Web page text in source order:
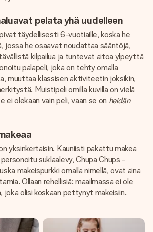
pelata yhä uudelleen
täydellisesti 6-vuotiaille, koska he
jossa he osaavat noudattaa sääntöjä,
kilpailua ja tuntevat aitoa ylpeyttä
palapeli, joka on tehty omalla
muuttaa klassisen aktiviteetin joksikin,
Muistipeli omilla kuvilla on vielä
ei olekaan vain peli, vaan se on heidän
yksinkertaisin. Kauniisti pakattu makea
suklaalevy, Chupa Chups -
makeispurkki omalla nimellä, ovat aina
Ollaan rehellisiä: maailmassa ei ole
olisi koskaan pettynyt makeisiin.